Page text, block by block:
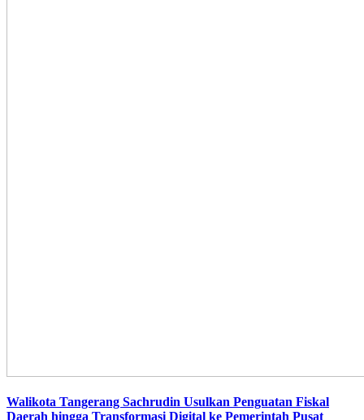
Walikota Tangerang Sachrudin Usulkan Penguatan Fiskal
Daerah hingga Transformasi Digital ke Pemerintah Pusat